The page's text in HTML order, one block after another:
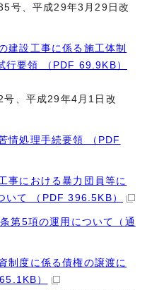
号、平成29年3月29日改
設工事に係る施工体制
行要領 （PDF 69.9KB）
号、平成29年4月1日改
情処理手続要領 （PDF
における暴力団員等に
いて （PDF 396.5KB）
第5項の運用について（通
度に係る債権の譲渡に
）